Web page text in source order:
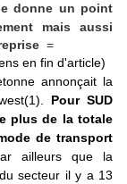
donne un point
mais aussi
=
en fin d'article)
annonçait la
Pour SUD
plus de la totale
de transport
ailleurs que la
secteur il y a 13